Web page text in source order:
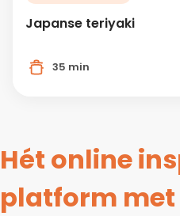
Japanse teriyaki
35 min
Hét online
platform